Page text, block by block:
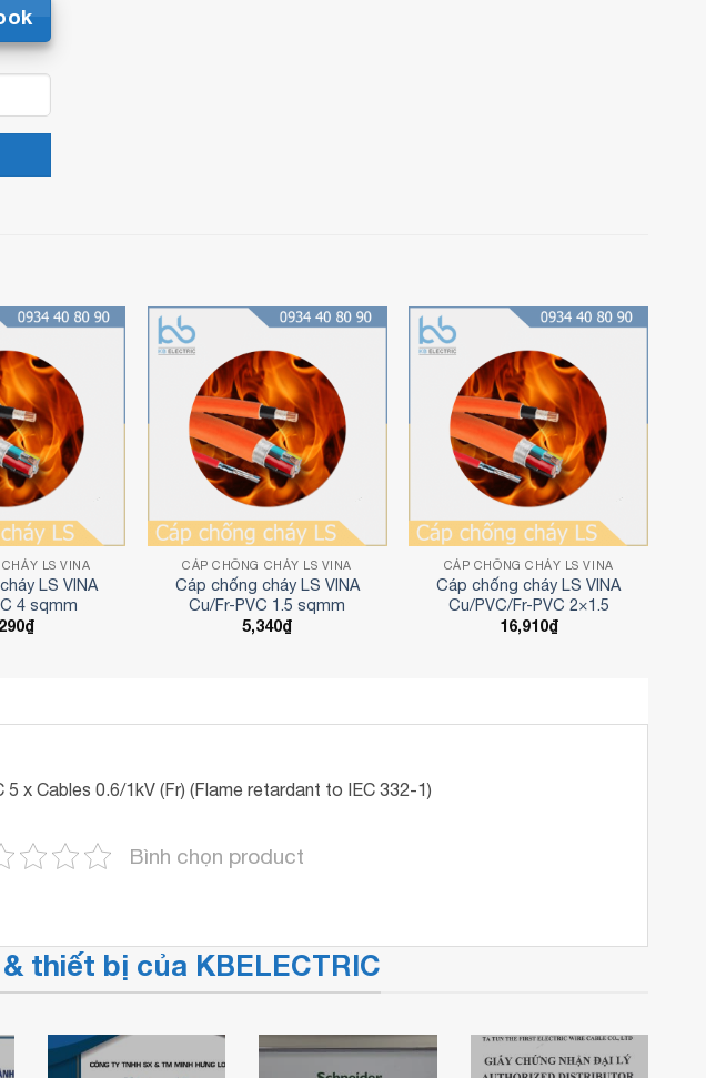
LS VINA
LS VINA
4 sqmm
₫
CÁP CHỐNG CHÁY LS VINA
Cáp chống cháy LS VINA
Cu/Fr-PVC 1.5 sqmm
5,340₫
CÁP CHỐNG CHÁY LS VINA
Cáp chống cháy LS VINA
Cu/PVC/Fr-PVC 2×1.5
16,910₫
x Cables 0.6/1kV (Fr) (Flame retardant to IEC 332-1)
Bình chọn product
thiết bị của KBELECTRIC